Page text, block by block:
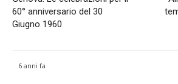
60° anniversario del 30
Giugno 1960
6 anni fa